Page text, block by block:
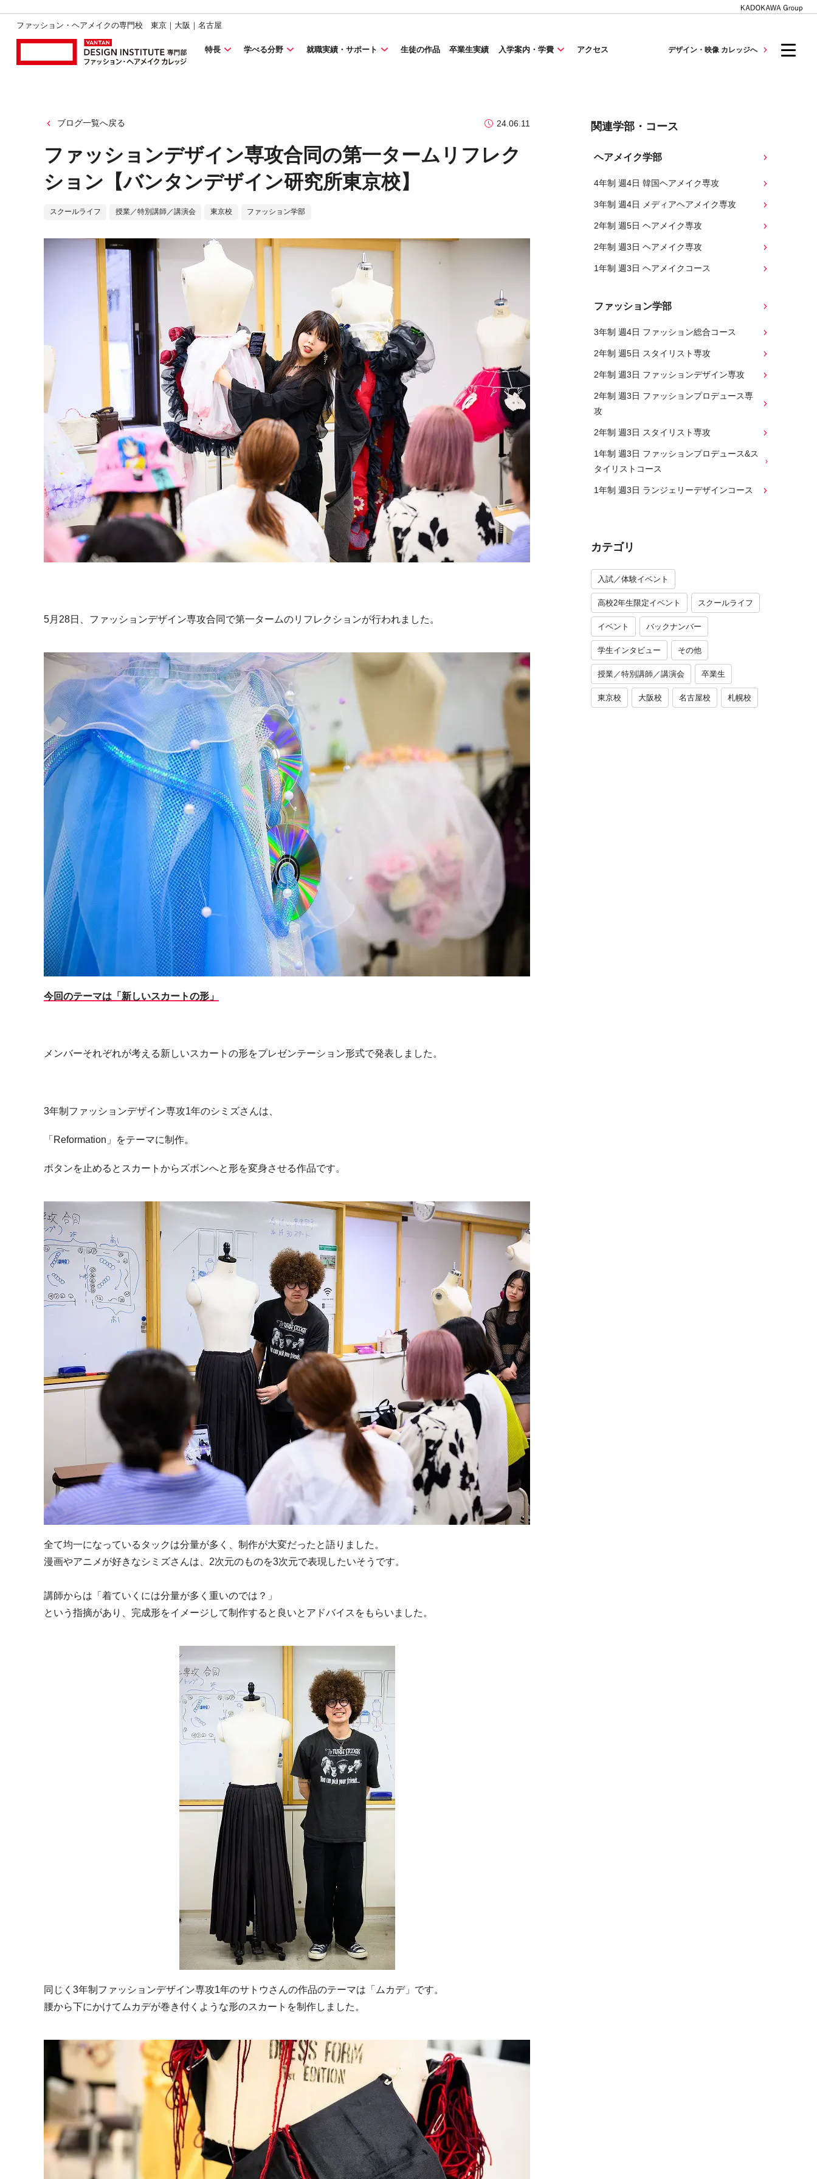
ファッション・ヘアメイクの専門校 東京｜大阪｜名古屋
特長 学べる分野 就職実績・サポート 生徒の作品 卒業生実績 入学案内・学費 アクセス デザイン・映像 カレッジへ
ブログ一覧へ戻る 24.06.11
ファッションデザイン専攻合同の第一タームリフレク
ション【バンタンデザイン研究所東京校】
スクールライフ 授業／特別講師／講演会 東京校 ファッション学部
5月28日、ファッションデザイン専攻合同で第一タームのリフレクションが行われました。
今回のテーマは「新しいスカートの形」
メンバーそれぞれが考える新しいスカートの形をプレゼンテーション形式で発表しました。
3年制ファッションデザイン専攻1年のシミズさんは、
「Reformation」をテーマに制作。
ボタンを止めるとスカートからズボンへと形を変身させる作品です。
全て均一になっているタックは分量が多く、制作が大変だったと語りました。
漫画やアニメが好きなシミズさんは、2次元のものを3次元で表現したいそうです。
講師からは「着ていくには分量が多く重いのでは？」
という指摘があり、完成形をイメージして制作すると良いとアドバイスをもらいました。
同じく3年制ファッションデザイン専攻1年のサトウさんの作品のテーマは「ムカデ」です。
腰から下にかけてムカデが巻き付くような形のスカートを制作しました。
関連学部・コース
ヘアメイク学部
4年制 週4日 韓国ヘアメイク専攻
3年制 週4日 メディアヘアメイク専攻
2年制 週5日 ヘアメイク専攻
2年制 週3日 ヘアメイク専攻
1年制 週3日 ヘアメイクコース
ファッション学部
3年制 週4日 ファッション総合コース
2年制 週5日 スタイリスト専攻
2年制 週3日 ファッションデザイン専攻
2年制 週3日 ファッションプロデュース専
攻
2年制 週3日 スタイリスト専攻
1年制 週3日 ファッションプロデュース&ス
タイリストコース
1年制 週3日 ランジェリーデザインコース
カテゴリ
入試／体験イベント
高校2年生限定イベント スクールライフ
イベント バックナンバー
学生インタビュー その他
授業／特別講師／講演会 卒業生
東京校 大阪校 名古屋校 札幌校